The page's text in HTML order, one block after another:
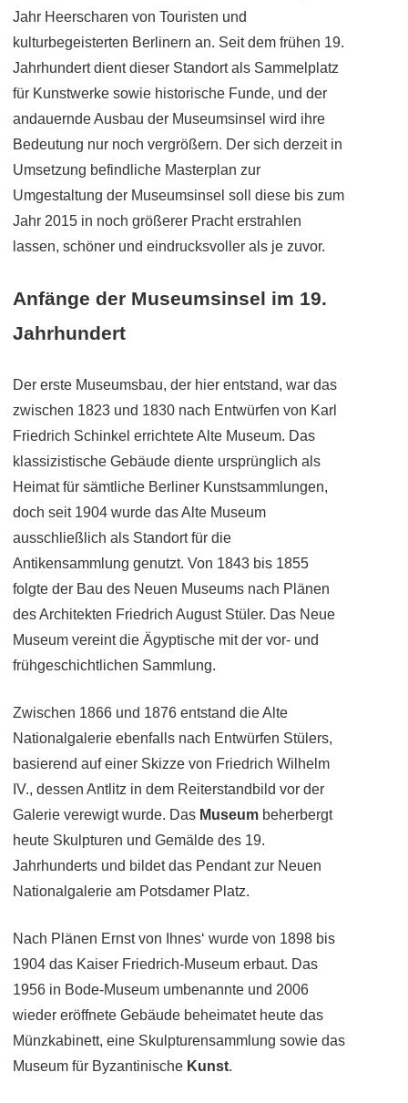
Jahr Heerscharen von Touristen und
kulturbegeisterten Berlinern an. Seit dem frühen 19.
Jahrhundert dient dieser Standort als Sammelplatz
für Kunstwerke sowie historische Funde, und der
andauernde Ausbau der Museumsinsel wird ihre
Bedeutung nur noch vergrößern. Der sich derzeit in
Umsetzung befindliche Masterplan zur
Umgestaltung der Museumsinsel soll diese bis zum
Jahr 2015 in noch größerer Pracht erstrahlen
lassen, schöner und eindrucksvoller als je zuvor.
Anfänge der Museumsinsel im 19.
Jahrhundert
Der erste Museumsbau, der hier entstand, war das
zwischen 1823 und 1830 nach Entwürfen von Karl
Friedrich Schinkel errichtete Alte Museum. Das
klassizistische Gebäude diente ursprünglich als
Heimat für sämtliche Berliner Kunstsammlungen,
doch seit 1904 wurde das Alte Museum
ausschließlich als Standort für die
Antikensammlung genutzt. Von 1843 bis 1855
folgte der Bau des Neuen Museums nach Plänen
des Architekten Friedrich August Stüler. Das Neue
Museum vereint die Ägyptische mit der vor- und
frühgeschichtlichen Sammlung.
Zwischen 1866 und 1876 entstand die Alte
Nationalgalerie ebenfalls nach Entwürfen Stülers,
basierend auf einer Skizze von Friedrich Wilhelm
IV., dessen Antlitz in dem Reiterstandbild vor der
Galerie verewigt wurde. Das Museum beherbergt
heute Skulpturen und Gemälde des 19.
Jahrhunderts und bildet das Pendant zur Neuen
Nationalgalerie am Potsdamer Platz.
Nach Plänen Ernst von Ihnes‘ wurde von 1898 bis
1904 das Kaiser Friedrich-Museum erbaut. Das
1956 in Bode-Museum umbenannte und 2006
wieder eröffnete Gebäude beheimatet heute das
Münzkabinett, eine Skulpturensammlung sowie das
Museum für Byzantinische Kunst.